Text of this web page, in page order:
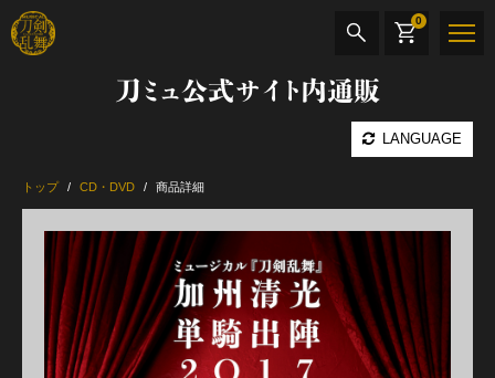
刀ミュ公式サイト内通販
LANGUAGE
0
CD・DVD BOOK その他
最新カテゴリー
トップ CD・DVD 商品詳細